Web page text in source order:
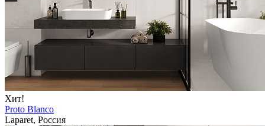
Хит!
Proto Blanco
Laparet, Россия